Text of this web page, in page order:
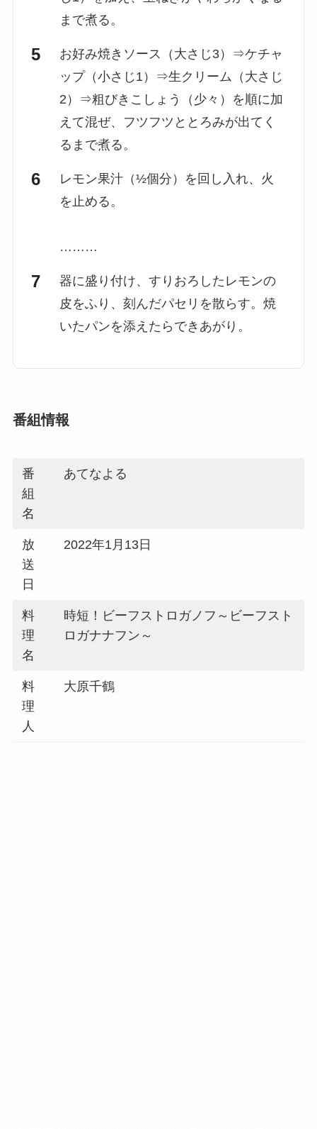
まで煮る。
お好み焼きソース（大さじ3）⇒ケチャ
ップ（小さじ1）⇒生クリーム（大さじ
2）⇒粗びきこしょう（少々）を順に加
えて混ぜ、フツフツととろみが出てく
るまで煮る。
レモン果汁（½個分）を回し入れ、火
を止める。
………
器に盛り付け、すりおろしたレモンの
皮をふり、刻んだパセリを散らす。焼
いたパンを添えたらできあがり。
番組情報
番
組
名
あてなよる
放
送
日
2022年1月13日
料
理
名
時短！ビーフストロガノフ～ビーフスト
ロガナナフン～
料
理
人
大原千鶴